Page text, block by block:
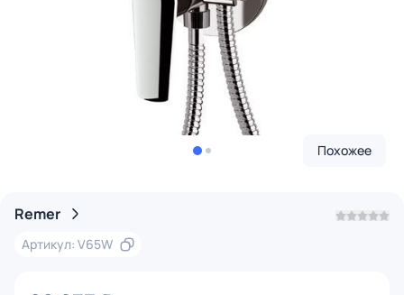
Похожее
Remer
Артикул: V65W